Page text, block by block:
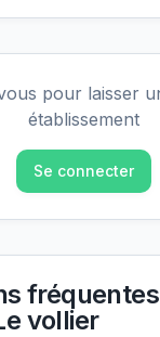
pour laisser
établissement
Se connecter
vollier